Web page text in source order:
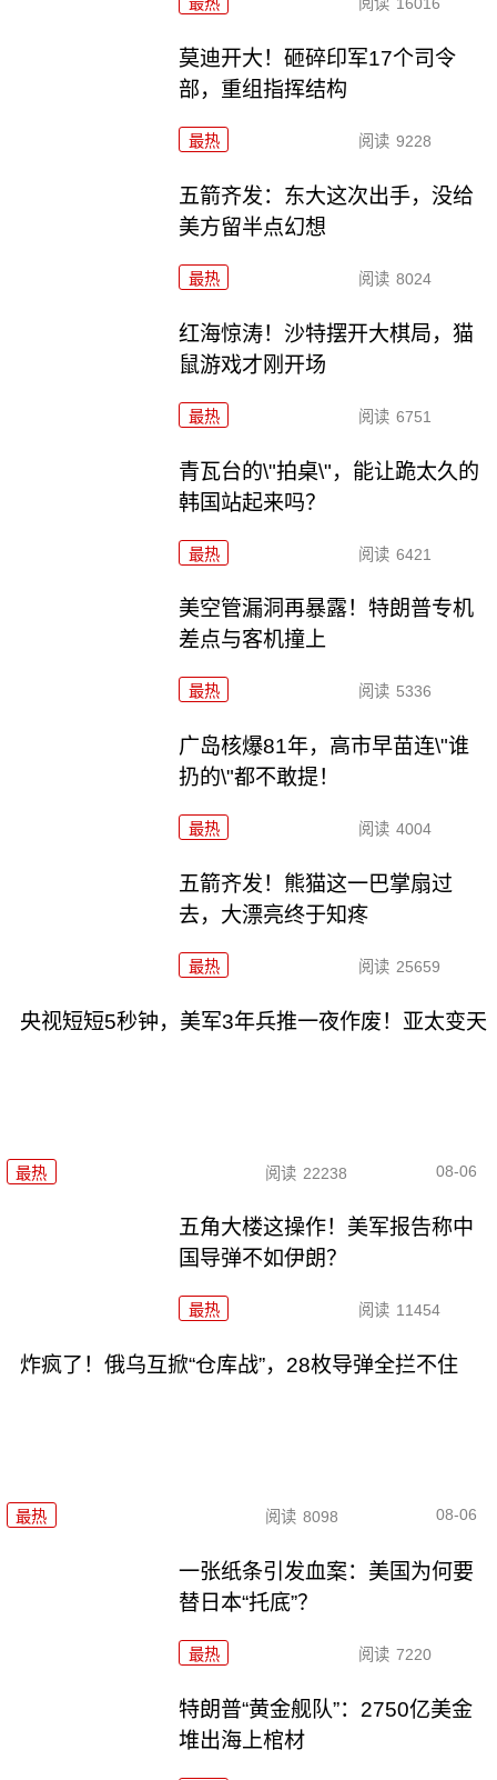
莫迪开大！砸碎印军17个司令
部，重组指挥结构
最热 阅读 9228
五箭齐发：东大这次出手，没给
美方留半点幻想
最热 阅读 8024
红海惊涛！沙特摆开大棋局，猫
鼠游戏才刚开场
最热 阅读 6751
青瓦台的\"拍桌\"，能让跪太久的
韩国站起来吗？
最热 阅读 6421
美空管漏洞再暴露！特朗普专机
差点与客机撞上
最热 阅读 5336
广岛核爆81年，高市早苗连\"谁
扔的\"都不敢提！
最热 阅读 4004
五箭齐发！熊猫这一巴掌扇过
去，大漂亮终于知疼
最热 阅读 25659
央视短短5秒钟，美军3年兵推一夜作废！亚太变天
最热 阅读 22238 08-06
五角大楼这操作！美军报告称中
国导弹不如伊朗？
最热 阅读 11454
炸疯了！俄乌互掀“仓库战”，28枚导弹全拦不住
最热 阅读 8098 08-06
一张纸条引发血案：美国为何要
替日本“托底”？
最热 阅读 7220
特朗普“黄金舰队”：2750亿美金
堆出海上棺材